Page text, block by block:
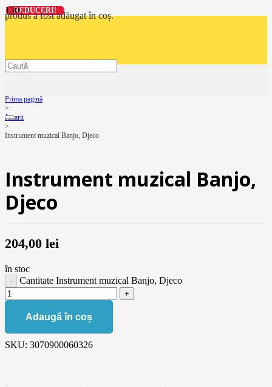
produsa fost adăugat în coș.
Prima pagină
>
Jucarii
>
Instrument muzical Banjo, Djeco
Instrument muzical Banjo,
Djeco
204,00 lei
în stoc
Cantitate Instrument muzical Banjo, Djeco
Adaugă în coș
SKU: 3070900060326
REDUCERI!
REDUCERI!
REDUCERI!
REDUCERI!